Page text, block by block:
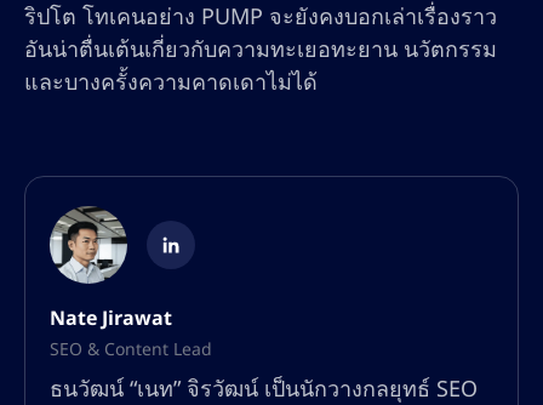
ริปโต โทเคนอย่าง PUMP จะยังคงบอกเล่าเรื่องราว
อันน่าตื่นเต้นเกี่ยวกับความทะเยอทะยาน นวัตกรรม
และบางครั้งความคาดเดาไม่ได้
Nate Jirawat
SEO & Content Lead
ธนวัฒน์ “เนท” จิรวัฒน์ เป็นนักวางกลยุทธ์ SEO